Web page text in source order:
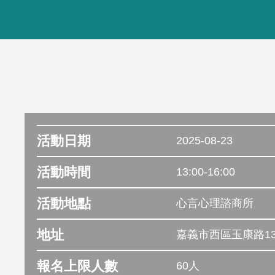
活動日期 2025-08-23
活動時間 13:00-16:00
活動地點 心言心理諮商所
地址 嘉義市西區玉康路
報名上限人數 60人